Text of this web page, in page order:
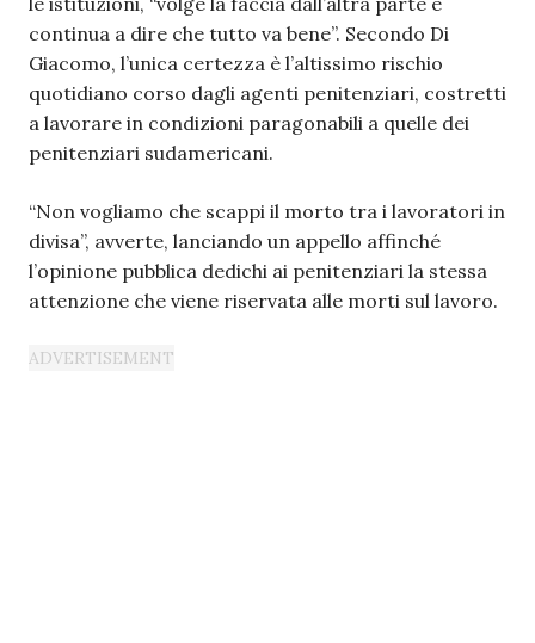
continua a dire che tutto va bene”. Secondo Di
Giacomo, l’unica certezza è l’altissimo rischio
quotidiano corso dagli agenti penitenziari, costretti
a lavorare in condizioni paragonabili a quelle dei
penitenziari sudamericani.
“Non vogliamo che scappi il morto tra i lavoratori in
divisa”, avverte, lanciando un appello affinché
l’opinione pubblica dedichi ai penitenziari la stessa
attenzione che viene riservata alle morti sul lavoro.